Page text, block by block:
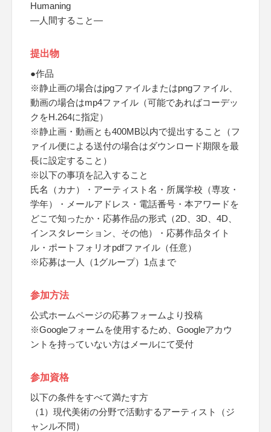
Humaning
―人間すること―
提出物
●作品
※静止画の場合はjpgファイルまたはpngファイル、
動画の場合はmp4ファイル（可能であればコーデッ
クをH.264に指定）
※静止画・動画とも400MB以内で提出すること（フ
ァイル便による送付の場合はダウンロード期限を最
長に設定すること）
※以下の事項を記入すること
氏名（カナ）・アーティスト名・所属学校（専攻・
学年）・メールアドレス・電話番号・本アワードを
どこで知ったか・応募作品の形式（2D、3D、4D、
インスタレーション、その他）・応募作品タイト
ル・ポートフォリオpdfファイル（任意）
※応募は一人（1グループ）1点まで
参加方法
公式ホームページの応募フォームより投稿
※Googleフォームを使用するため、Googleアカウ
ントを持っていない方はメールにて受付
参加資格
以下の条件をすべて満たす方
（1）現代美術の分野で活動するアーティスト（ジ
ャンル不問）